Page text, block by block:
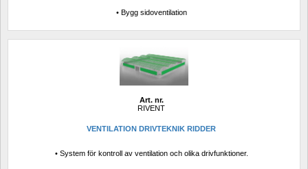
• Bygg sidoventilation
Art. nr.
RIVENT
VENTILATION DRIVTEKNIK RIDDER
• System för kontroll av ventilation och olika drivfunktioner.